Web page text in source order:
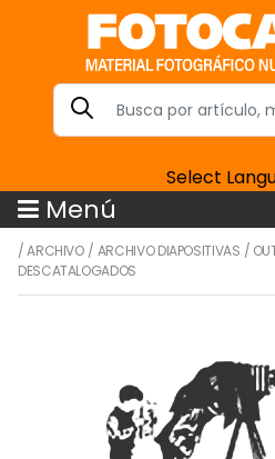
Select
Menú
/ARCHIVO/ ARCHIVO DIAPOSITIVAS /
DESCATALOGADOS